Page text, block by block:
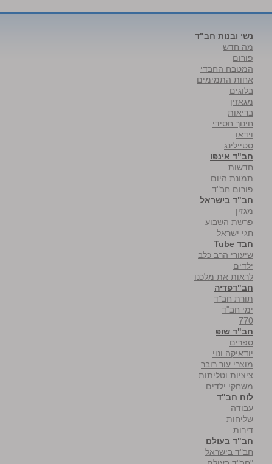
נשי ובנות חב"ד
מה חדש
פורום
המטבח החבדי
אחות התמימים
בלוגים
מגאזין
בריאות
חינוך חסידי
וידאו
סטיילינג
חב"ד אינפו
חדשות
תמונת היום
פורום חב"ד
חב"ד בישראל
מגזין
פרשת השבוע
חגי ישראל
חבד Tube
שיעורי הרב כלב
ילדים
לראות את מלכנו
חב"דפדיה
תורת חב"ד
ימי חב"ד
770
חב"ד שופ
ספרים
יודאיקה ונוי
מוצרי עור רובר
ציציות וטליתות
משחקי ילדים
לוח חב"ד
עבודה
שליחות
דירות
חב"ד בעולם
חב"ד בישראל